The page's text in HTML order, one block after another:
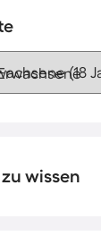
(18
wissen